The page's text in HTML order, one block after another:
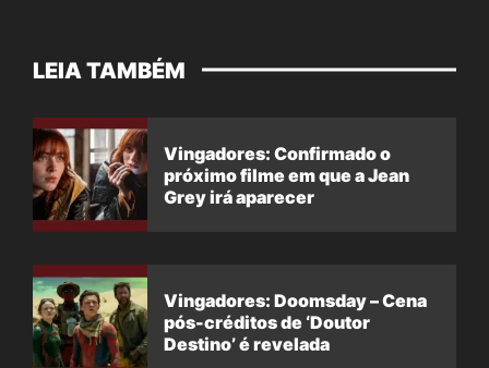
LEIA TAMBÉM
Vingadores: Confirmado o
próximo filme em que a Jean
Grey irá aparecer
Vingadores: Doomsday – Cena
pós-créditos de ‘Doutor
Destino’ é revelada